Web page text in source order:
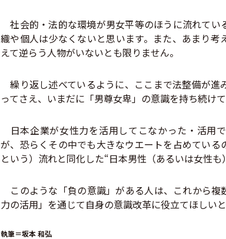
社会的・法的な環境が男女平等のほうに流れてい
織や個人は少なくないと思います。また、あまり
えて逆らう人物がいないとも限りません。
繰り返し述べているように、ここまで法整備が進
ってさえ、いまだに「男尊女卑」の意識を持ち続け
日本企業が女性力を活用してこなかった・活用
が、恐らくその中でも大きなウエートを占めてい
という）流れと同化した“日本男性（あるいは女性も
このような「負の意識」がある人は、これから複
力の活用」を通じて自身の意識改革に役立てほしいと
執筆＝坂本 和弘